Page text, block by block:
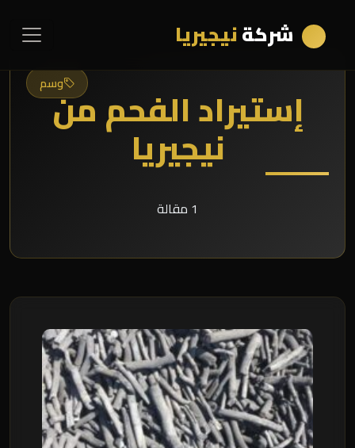
شركةنيجيريا
وسمإستيراد الفحم من
نيجيريا
1 مقالة